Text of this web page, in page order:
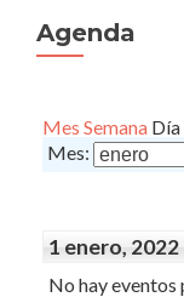
Agenda
Mes Semana Día
Mes:
1 enero, 2022
No hay eventos